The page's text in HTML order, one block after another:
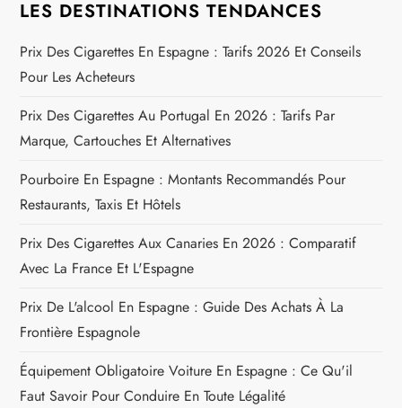
l
’
a
r
t
i
c
l
e
LES DESTINATIONS TENDANCES
Prix Des Cigarettes En Espagne : Tarifs 2026 Et Conseils
Pour Les Acheteurs
Prix Des Cigarettes Au Portugal En 2026 : Tarifs Par
Marque, Cartouches Et Alternatives
Pourboire En Espagne : Montants Recommandés Pour
Restaurants, Taxis Et Hôtels
Prix Des Cigarettes Aux Canaries En 2026 : Comparatif
Avec La France Et L'Espagne
Prix De L'alcool En Espagne : Guide Des Achats À La
Frontière Espagnole
Équipement Obligatoire Voiture En Espagne : Ce Qu'il
Faut Savoir Pour Conduire En Toute Légalité